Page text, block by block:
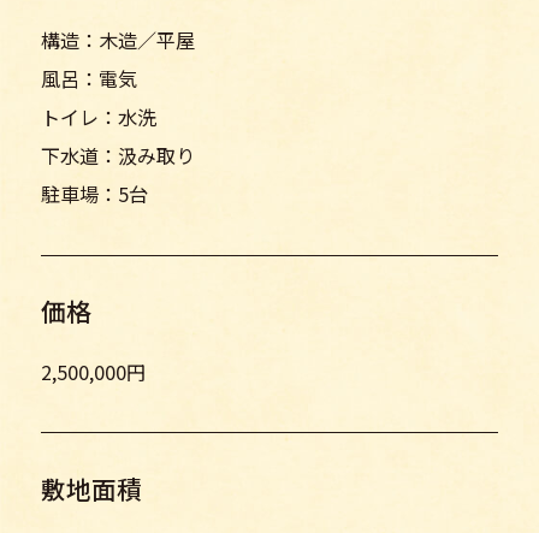
構造：木造／平屋
風呂：電気
トイレ：水洗
下水道：汲み取り
駐車場：5台
価格
2,500,000円
敷地面積